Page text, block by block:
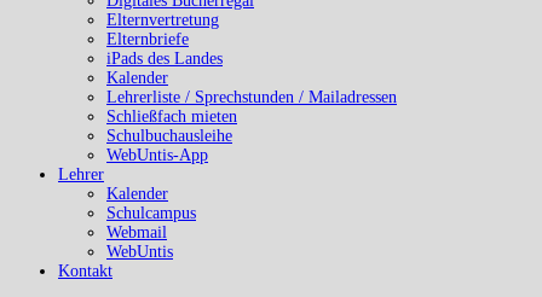
Elternvertretung
Elternbriefe
iPads des Landes
Kalender
Lehrerliste / Sprechstunden / Mailadressen
Schließfach mieten
Schulbuchausleihe
WebUntis-App
Lehrer
Kalender
Schulcampus
Webmail
WebUntis
Kontakt